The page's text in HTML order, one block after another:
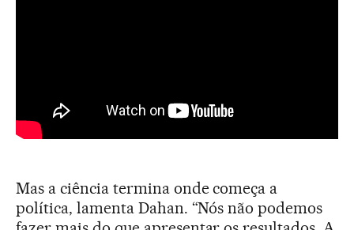
Mas a ciência termina onde começa a
política, lamenta Dahan. “Nós não podemos